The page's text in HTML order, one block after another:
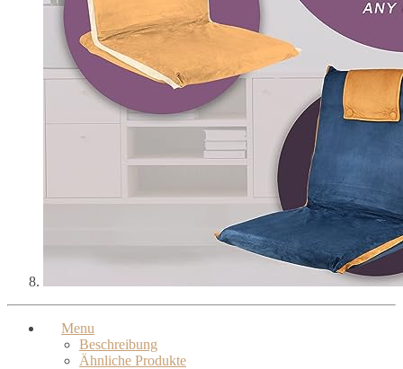
Menu
Beschreibung
Ähnliche Produkte